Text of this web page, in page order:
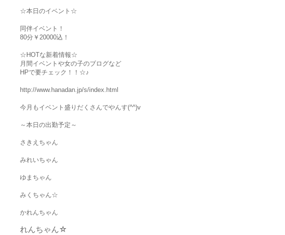
☆本日のイベント☆
同伴イベント！
80分￥20000込！
☆HOTな新着情報☆
月間イベントや女の子のブログなど
HPで要チェック！！☆♪
http://www.hanadan.jp/s/index.html
今月もイベント盛りだくさんでやんす(^^)v
～本日の出勤予定～
さきえちゃん
みれいちゃん
ゆまちゃん
みくちゃん☆
かれんちゃん
れんちゃん☆